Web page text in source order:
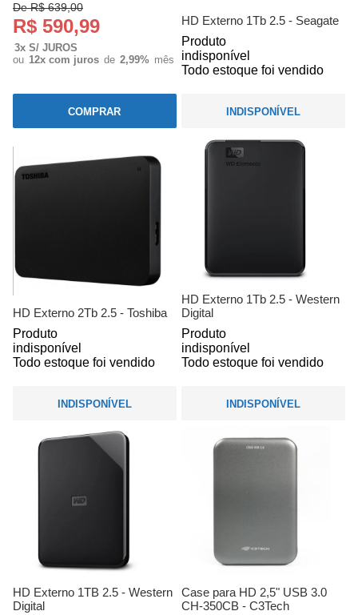
De R$ 639,00
R$ 590,99
3x S/ JUROS
ou 12x com juros de 2,99% mês
COMPRAR
HD Externo 1Tb 2.5 - Seagate
Produto
indisponível
Todo estoque foi vendido
INDISPONÍVEL
HD Externo 2Tb 2.5 - Toshiba
Produto
indisponível
Todo estoque foi vendido
INDISPONÍVEL
HD Externo 1Tb 2.5 - Western
Digital
Produto
indisponível
Todo estoque foi vendido
INDISPONÍVEL
HD Externo 1TB 2.5 - Western
Digital
Case para HD 2,5" USB 3.0
CH-350CB - C3Tech